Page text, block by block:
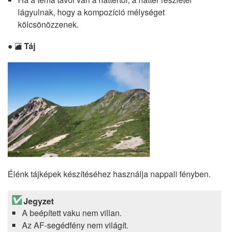
lágyulnak, hogy a kompozíció mélységet
kölcsönözzenek.
l Táj
Élénk tájképek készítéséhez használja nappali fényben.
Jegyzet
A beépített vaku nem villan.
Az AF-segédfény nem világít.